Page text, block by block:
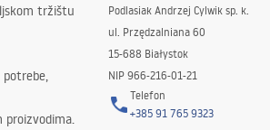
tržištu
potrebe,
Podlasiak Andrzej Cylwik sp. k.
ul. Przędzalniana 60
15-688 Białystok
NIP 966-216-01-21
Telefon
+385 91 765 9323